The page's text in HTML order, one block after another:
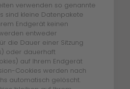
verwenden so genannte
sind kleine Datenpakete
Endgerät keinen
entweder
die Dauer einer Sitzung
oder dauerhaft
auf Ihrem Endgerät
Cookies werden nach
automatisch gelöscht.